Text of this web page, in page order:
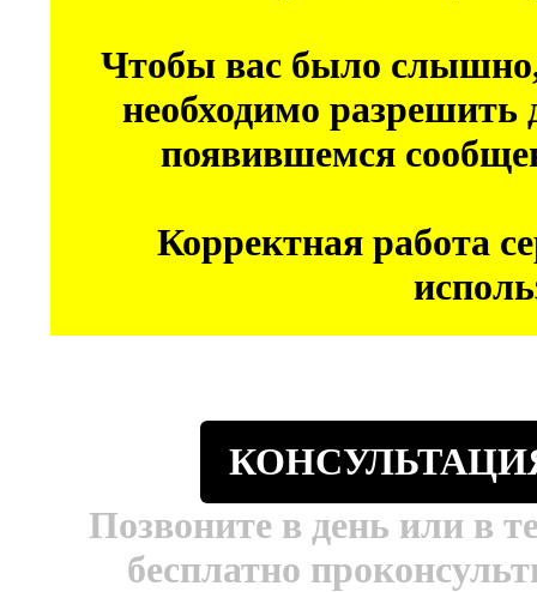
Чтобы вас было
необходимо
появившемся
Корректная работа
Позвоните в день или в
бесплатно